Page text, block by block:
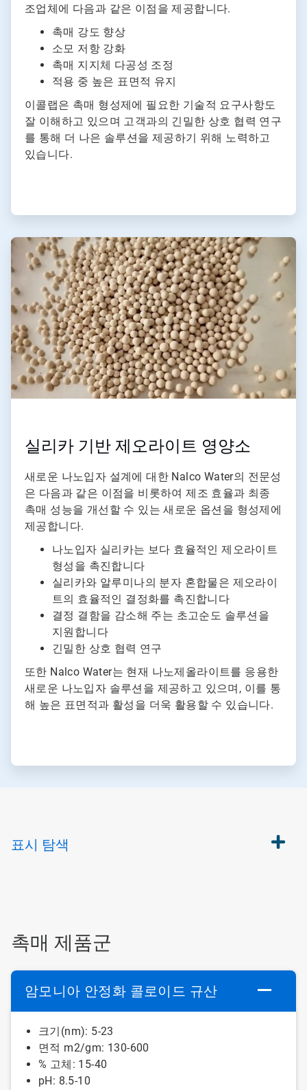
조업체에 다음과 같은 이점을 제공합니다.
촉매 강도 향상
소모 저항 강화
촉매 지지체 다공성 조정
적용 중 높은 표면적 유지
이콜랩은 촉매 형성제에 필요한 기술적 요구사항도
잘 이해하고 있으며 고객과의 긴밀한 상호 협력 연구
를 통해 더 나은 솔루션을 제공하기 위해 노력하고
있습니다.
ArticleTile
실리카 기반 제오라이트 영양소
새로운 나노입자 설계에 대한 Nalco Water의 전문성
은 다음과 같은 이점을 비롯하여 제조 효율과 최종
촉매 성능을 개선할 수 있는 새로운 옵션을 형성제에
제공합니다.
나노입자 실리카는 보다 효율적인 제오라이트
형성을 촉진합니다
실리카와 알루미나의 분자 혼합물은 제오라이
트의 효율적인 결정화를 촉진합니다
결정 결함을 감소해 주는 초고순도 솔루션을
지원합니다
긴밀한 상호 협력 연구
또한 Nalco Water는 현재 나노제올라이트를 응용한
새로운 나노입자 솔루션을 제공하고 있으며, 이를 통
해 높은 표면적과 활성을 더욱 활용할 수 있습니다.
표시 탐색
촉매 제품군
암모니아 안정화 콜로이드 규산
크기(nm): 5-23
면적 m2/gm: 130-600
% 고체: 15-40
pH: 8.5-10